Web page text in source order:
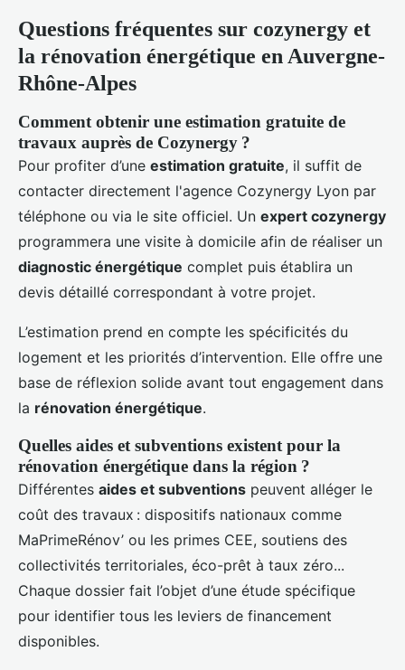
Questions fréquentes sur cozynergy et
la rénovation énergétique en Auvergne-
Rhône-Alpes
Comment obtenir une estimation gratuite de
travaux auprès de Cozynergy ?
Pour profiter d’une estimation gratuite, il suffit de
contacter directement l'agence Cozynergy Lyon par
téléphone ou via le site officiel. Un expert cozynergy
programmera une visite à domicile afin de réaliser un
diagnostic énergétique complet puis établira un
devis détaillé correspondant à votre projet.
L’estimation prend en compte les spécificités du
logement et les priorités d’intervention. Elle offre une
base de réflexion solide avant tout engagement dans
la rénovation énergétique.
Quelles aides et subventions existent pour la
rénovation énergétique dans la région ?
Différentes aides et subventions peuvent alléger le
coût des travaux : dispositifs nationaux comme
MaPrimeRénov’ ou les primes CEE, soutiens des
collectivités territoriales, éco-prêt à taux zéro...
Chaque dossier fait l’objet d’une étude spécifique
pour identifier tous les leviers de financement
disponibles.